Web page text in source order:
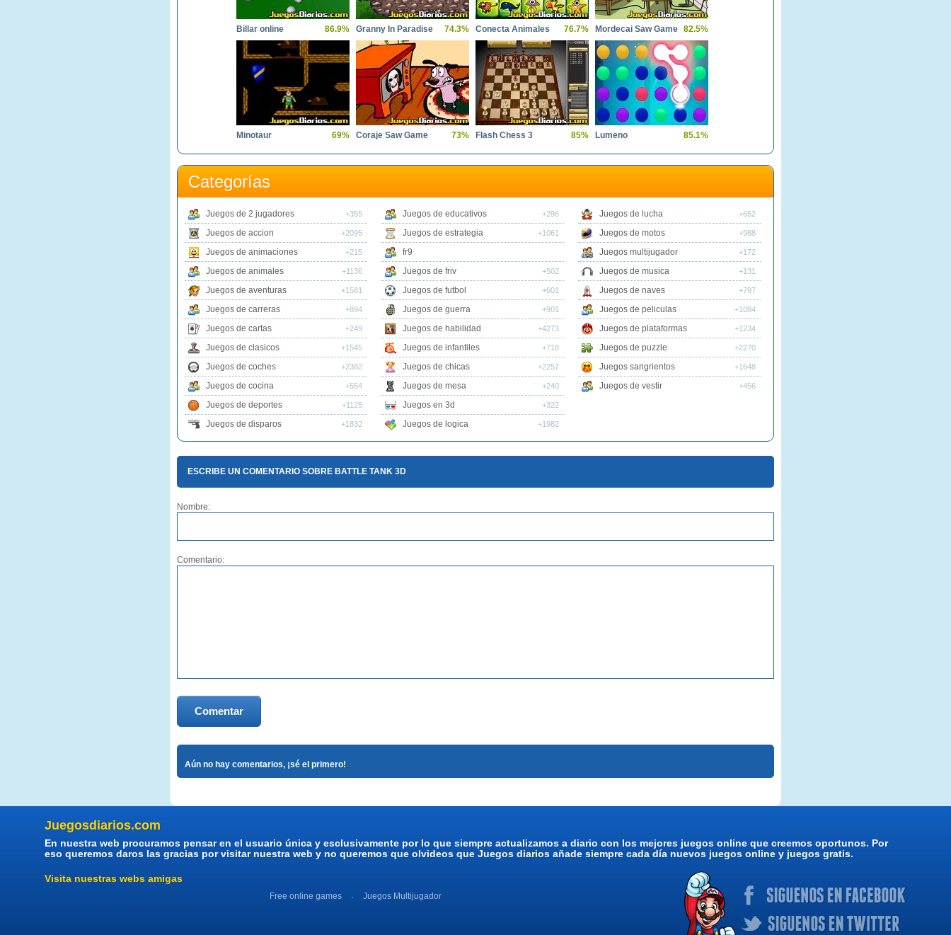
Billar online 86.9% Granny In Paradise 74.3% Conecta Animales 76.7% Mordecai Saw Game 82.5%
Minotaur 69% Coraje Saw Game 73% Flash Chess 3 85% Lumeno 85.1%
Categorías
Juegos de 2 jugadores +355
Juegos de accion +2095
Juegos de animaciones +215
Juegos de animales +1136
Juegos de aventuras +1581
Juegos de carreras +894
Juegos de cartas +249
Juegos de clasicos +1545
Juegos de coches +2382
Juegos de cocina +554
Juegos de deportes +1125
Juegos de disparos +1832
Juegos de educativos +296
Juegos de estrategia +1061
fr9
Juegos de friv
+502
Juegos de futbol +601
Juegos de guerra +901
Juegos de habilidad +4273
Juegos de infantiles +718
Juegos de chicas +2257
Juegos de mesa +240
Juegos en 3d +322
Juegos de logica +1982
Juegos de lucha +652
Juegos de motos +988
Juegos multijugador +172
Juegos de musica +131
Juegos de naves +797
Juegos de peliculas +1084
Juegos de plataformas +1234
Juegos de puzzle +2270
Juegos sangrientos +1648
Juegos de vestir +456
ESCRIBE UN COMENTARIO SOBRE BATTLE TANK 3D
Nombre:
Comentario:
Comentar
Aún no hay comentarios, ¡sé el primero!
Juegosdiarios.com
En nuestra web procuramos pensar en el usuario única y esclusivamente por lo que siempre actualizamos a diario con los mejores juegos online que creemos oportunos. Por
eso queremos daros las gracias por visitar nuestra web y no queremos que olvideos que Juegos diarios añade siempre cada día nuevos juegos online y juegos gratis.
Visita nuestras webs amigas
Free online games Juegos Multijugador